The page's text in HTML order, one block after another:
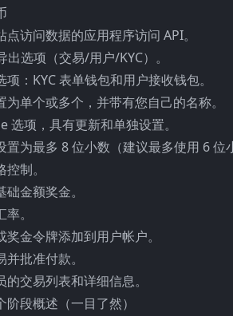
点访问数据的应用程序访问 API。
出选项（交易/用户/KYC）。
：KYC 表单钱包和用户接收钱包。
为单个或多个，并带有您自己的名称。
选项，具有更新和单独设置。
置为最多 8 位小数（建议最多使用 6 位
制。
金额奖金。
。
金令牌添加到用户帐户。
批准付款。
的交易列表和详细信息。
段概述（一目了然）